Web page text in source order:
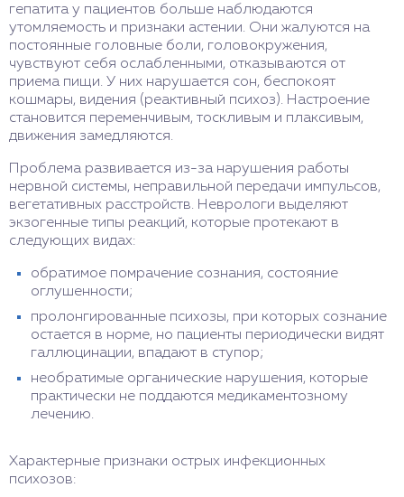
гепатита у пациентов больше наблюдаются
утомляемость и признаки астении. Они жалуются на
постоянные головные боли, головокружения,
чувствуют себя ослабленными, отказываются от
приема пищи. У них нарушается сон, беспокоят
кошмары, видения (реактивный психоз). Настроение
становится переменчивым, тоскливым и плаксивым,
движения замедляются.
Проблема развивается из-за нарушения работы
нервной системы, неправильной передачи импульсов,
вегетативных расстройств. Неврологи выделяют
экзогенные типы реакций, которые протекают в
следующих видах:
обратимое помрачение сознания, состояние
оглушенности;
пролонгированные психозы, при которых сознание
остается в норме, но пациенты периодически видят
галлюцинации, впадают в ступор;
необратимые органические нарушения, которые
практически не поддаются медикаментозному
лечению.
Характерные признаки острых инфекционных
психозов: